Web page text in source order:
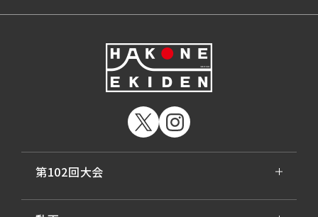
第102回大会